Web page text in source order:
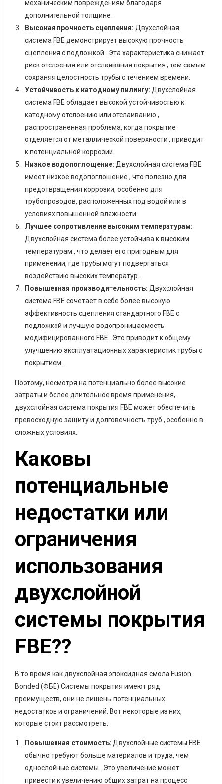
механическим повреждениям благодаря
дополнительной толщине.
Высокая прочность сцепления: Двухслойная
система FBE демонстрирует высокую прочность
сцепления с подложкой.. Эта характеристика снижает
риск отслоения или отслаивания покрытия., тем самым
сохраняя целостность трубы с течением времени.
Устойчивость к катодному пилингу: Двухслойная
система FBE обладает высокой устойчивостью к
катодному отслоению или отслаиванию.,
распространенная проблема, когда покрытие
отделяется от металлической поверхности., приводит
к потенциальной коррозии.
Низкое водопоглощение: Двухслойная система FBE
имеет низкое водопоглощение., что полезно для
предотвращения коррозии, особенно для
трубопроводов, расположенных под водой или в
условиях повышенной влажности.
Лучшее сопротивление высоким температурам:
Двухслойная система более устойчива к высоким
температурам., что делает его пригодным для
применений, где трубы могут подвергаться
воздействию высоких температур..
Повышенная производительность: Двухслойная
система FBE сочетает в себе более высокую
эффективность сцепления стандартного FBE с
подложкой и лучшую водопроницаемость
модифицированного FBE.. Это приводит к общему
улучшению эксплуатационных характеристик трубы с
покрытием..
Поэтому, несмотря на потенциально более высокие
затраты и более длительное время применения,
двухслойная система покрытия FBE может обеспечить
превосходную защиту и долговечность труб., особенно в
сложных условиях..
Каковы
потенциальные
недостатки или
ограничения
использования
двухслойной
системы покрытия
FBE??
В то время как двухслойная эпоксидная смола Fusion
Bonded (ФБЕ) Системы покрытия имеют ряд
преимуществ, они не лишены потенциальных
недостатков и ограничений. Вот некоторые из них,
которые стоит рассмотреть:
Повышенная стоимость: Двухслойные системы FBE
обычно требуют больше материалов и труда, чем
однослойные системы.. Это увеличение может
привести к увеличению общих затрат на процесс